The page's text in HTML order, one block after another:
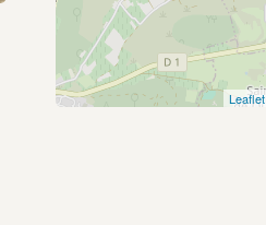
Leaflet